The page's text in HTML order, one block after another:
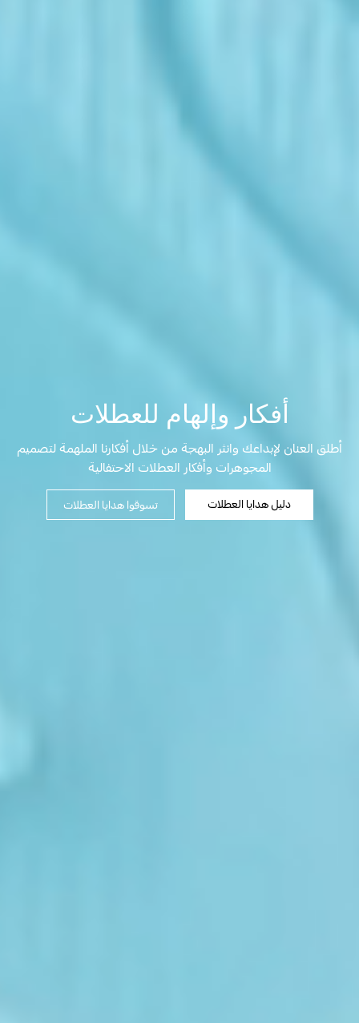
أفكار وإلهام للعطلات
أطلق العنان لإبداعك وانثر البهجة من خلال أفكارنا الملهمة لتصميم
المجوهرات وأفكار العطلات الاحتفالية
دليل هدايا العطلات تسوقوا هدايا العطلات